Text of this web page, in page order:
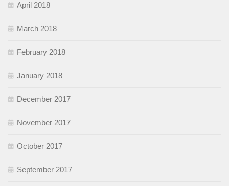
April 2018
March 2018
February 2018
January 2018
December 2017
November 2017
October 2017
September 2017